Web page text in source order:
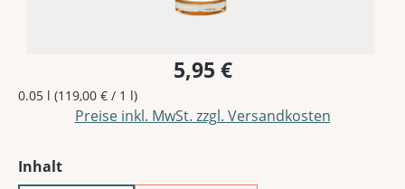
5,95 €
0.05 l (119,00 € / 1 l)
Preise inkl. MwSt. zzgl. Versandkosten
Inhaltauswählen